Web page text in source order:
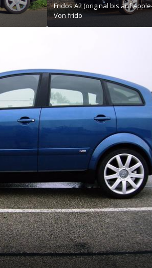
Fridos A2 (original bis auf
Vonfrido